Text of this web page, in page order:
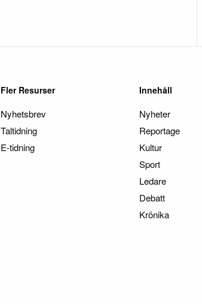
Fler Resurser
Nyhetsbrev
Taltidning
E-tidning
Innehåll
Nyheter
Reportage
Kultur
Sport
Ledare
Debatt
Krönika